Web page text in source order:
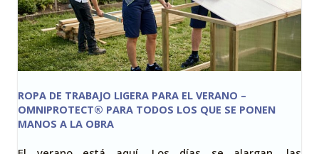
ROPA DE TRABAJO LIGERA PARA EL VERANO –
OMNIPROTECT® PARA TODOS LOS QUE SE PONEN
MANOS A LA OBRA